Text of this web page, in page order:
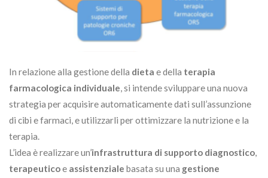
In relazione alla gestione della dieta e della terapia
farmacologica individuale, si intende sviluppare una nuova
strategia per acquisire automaticamente dati sull’assunzione
di cibi e farmaci, e utilizzarli per ottimizzare la nutrizione e la
terapia.
L’idea è realizzare un’infrastruttura di supporto diagnostico,
terapeuticoe assistenziale basata su una gestione